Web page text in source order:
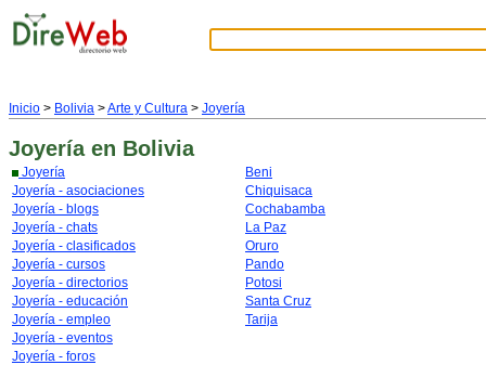
Inicio > Bolivia >Arte y Cultura > Joyería
Joyería en Bolivia
Joyería
Joyería - asociaciones
Joyería - blogs
Joyería - chats
Joyería - clasificados
Joyería - cursos
Joyería - directorios
Joyería - educación
Joyería - empleo
Joyería - eventos
Joyería - foros
Beni
Chiquisaca
Cochabamba
La Paz
Oruro
Pando
Potosi
Santa Cruz
Tarija